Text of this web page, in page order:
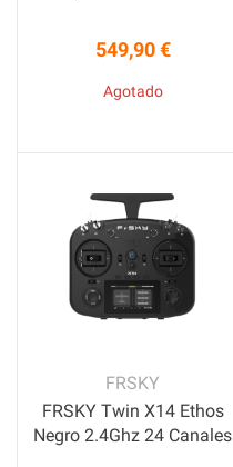
Precio
549,90 €
Agotado
FRSKY
FRSKY Twin X14 Ethos
Negro 2.4Ghz 24 Canales